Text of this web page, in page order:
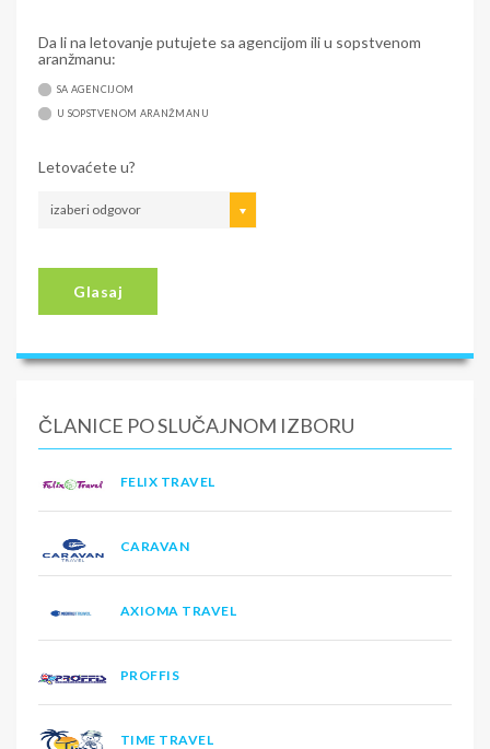
Da li na letovanje putujete sa agencijom ili u sopstvenom
aranžmanu:
SA AGENCIJOM
U SOPSTVENOM ARANŽMANU
Letovaćete u?
izaberi odgovor
Glasaj
ČLANICE PO SLUČAJNOM IZBORU
FELIX TRAVEL
CARAVAN
AXIOMA TRAVEL
PROFFIS
TIME TRAVEL